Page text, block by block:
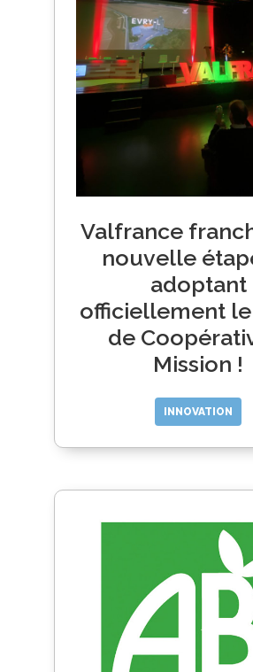
Valfrance
nouvelle
adoptant
officiellement
de
Mission !
INNOVATION